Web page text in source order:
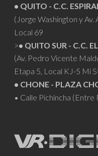
• QUITO - C.C. ESPIRAL
(Jorge Washington y Av.
Local 69
>• QUITO SUR - C.C.
(Av. Pedro Vicente
Etapa 5, Local KJ-5 Mi
• CHONE - PLAZA
• Calle Pichincha